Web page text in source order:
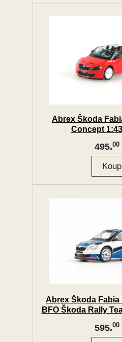
Abrex Škoda
Concept
495.00
Abrex Škoda Fabia
BFO Škoda Rally
595.00